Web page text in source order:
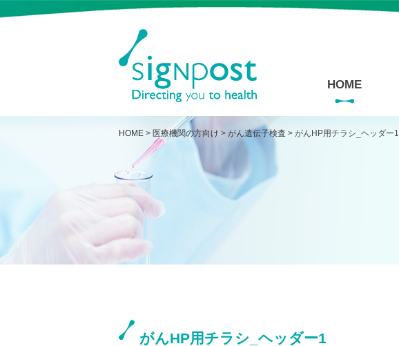
HOME
HOME > 医療機関の方向け > がん遺伝子検査 > がんHP用チラシ_ヘッダー1
がんHP用チラシ_ヘッダー1